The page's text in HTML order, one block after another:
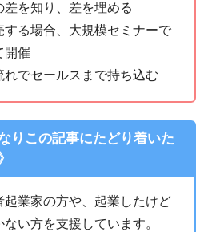
差を知り、差を埋める
する場合、大規模セミナーで
開催
れでセールスまで持ち込む
りこの記事にたどり着いた
起業家の方や、起業したけど
い方を支援しています。